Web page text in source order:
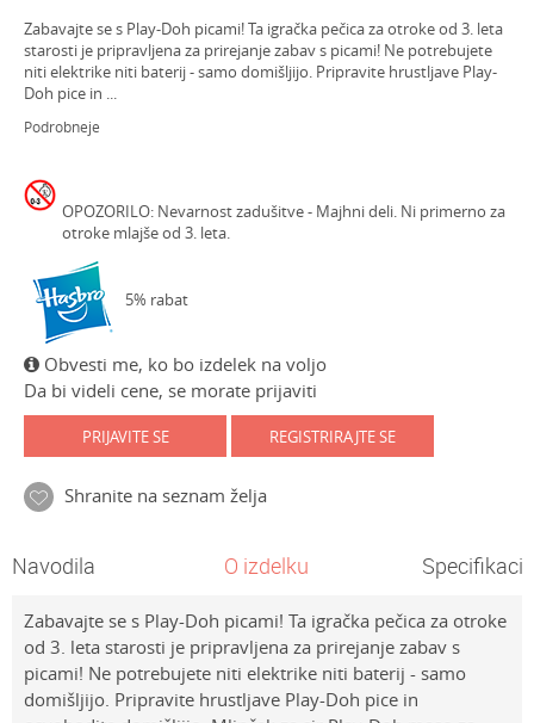
Zabavajte se s Play-Doh picami! Ta igračka pečica za otroke od 3. leta
starosti je pripravljena za prirejanje zabav s picami! Ne potrebujete
niti elektrike niti baterij - samo domišljijo. Pripravite hrustljave Play-
Doh pice in ...
Podrobneje
OPOZORILO: Nevarnost zadušitve - Majhni deli. Ni primerno za
otroke mlajše od 3. leta.
5% rabat
Obvesti me, ko bo izdelek na voljo
Da bi videli cene, se morate prijaviti
PRIJAVITE SE REGISTRIRAJTE SE
Shranite na seznam želja
Navodila O izdelku
Zabavajte se s Play-Doh picami! Ta igračka pečica za otroke
od 3. leta starosti je pripravljena za prirejanje zabav s
picami! Ne potrebujete niti elektrike niti baterij - samo
domišljijo. Pripravite hrustljave Play-Doh pice in